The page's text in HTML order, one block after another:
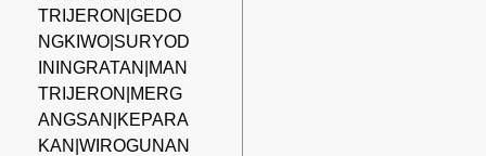
TRIJERON|GEDO
NGKIWO|SURYOD
ININGRATAN|MAN
TRIJERON|MERG
ANGSAN|KEPARA
KAN|WIROGUNAN